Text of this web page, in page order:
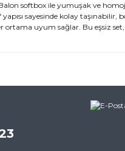
softbox ile yumuşak ve
sayesinde kolay
ortama uyum sağlar. Bu eşsiz